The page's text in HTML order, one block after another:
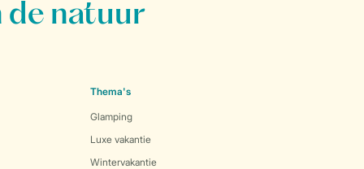
de natuur
Thema's
Glamping
Luxe vakantie
Wintervakantie